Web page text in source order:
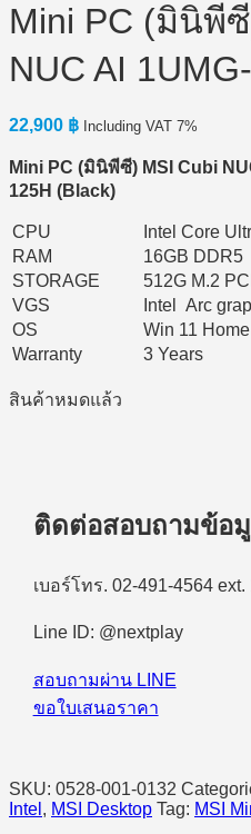
Mini PC (มินิพี
NUC AI
22,900 ฿ Including VAT 7%
Mini PC (มินิพีซี) MSI Cubi
125H (Black)
CPU
Intel Core
RAM
16GB DDR5
STORAGE
512G M.2
VGS
Intel Arc
OS
Win 11
Warranty
3 Years
สินค้าหมดแล้ว
ติดต่อสอบถามข้อ
เบอร์โทร. 02-491-4564
Line ID: @nextplay
สอบถามผ่าน LINE
ขอใบเสนอราคา
SKU: 0528-001-0132
Intel , MSI Desktop Tag: MSI